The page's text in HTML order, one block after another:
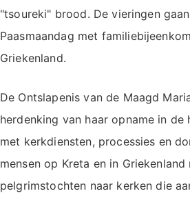
"tsoureki" brood. De vieringen
Paasmaandag met
Griekenland.
De Ontslapenis van de Maagd
herdenking van haar opname in
met kerkdiensten, processies en
mensen op Kreta en in Griekenland
pelgrimstochten naar kerken die